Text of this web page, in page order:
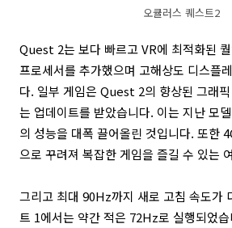
오큘러스 퀘스트2
Quest 2는 보다 빠르고 VR에 최적화된
프로세서를 추가했으며 고해상도 디스플
다. 일부 게임은 Quest 2의 향상된 그래
는 업데이트를 받았습니다. 이는 지난 모
의 성능을 대폭 끌어올린 것입니다. 또한
으로 꾸려져 복잡한 게임을 즐길 수 있는
그리고 최대 90Hz까지 새로 고침 속도가
트 1에서는 약간 적은 72Hz로 실행되었